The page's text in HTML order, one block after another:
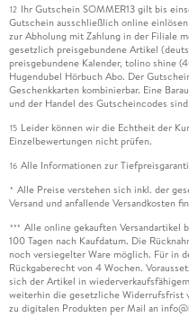
12 Ihr Gutschein SOMMER13 gilt bis
Gutschein ausschließlich online
zur Abholung mit Zahlung in der Filiale
gesetzlich preisgebundene Artikel
preisgebundene Kalender, tolino shine
Hugendubel Hörbuch Abo. Der
Geschenkkarten kombinierbar. Eine
und der Handel des Gutscheincodes
15 Leider können wir die Echtheit der
Einzelbewertungen nicht prüfen.
16 Alle Informationen zur
* Alle Preise verstehen sich inkl. der
Versand und anfallende Versandkosten
*** Alle online gekauften Versandartikel
100 Tagen nach Kaufdatum. Die
noch versiegelter Ware möglich. Für in
Rückgaberecht von 4 Wochen.
sich der Artikel in
weiterhin die gesetzliche Widerrufsfrist
zu digitalen Produkten per Mail an